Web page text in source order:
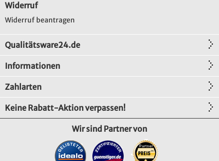
Widerruf
Widerruf beantragen
Qualitätsware24.de
Informationen
Zahlarten
Keine Rabatt-Aktion verpassen!
Wir sind Partner von